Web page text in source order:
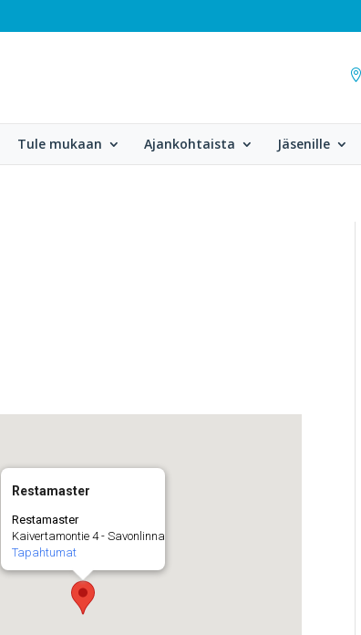
Tule mukaan Ajankohtaista Jäsenille
Restamaster
Restamaster
Kaivertamontie 4 - Savonlinna
Tapahtumat